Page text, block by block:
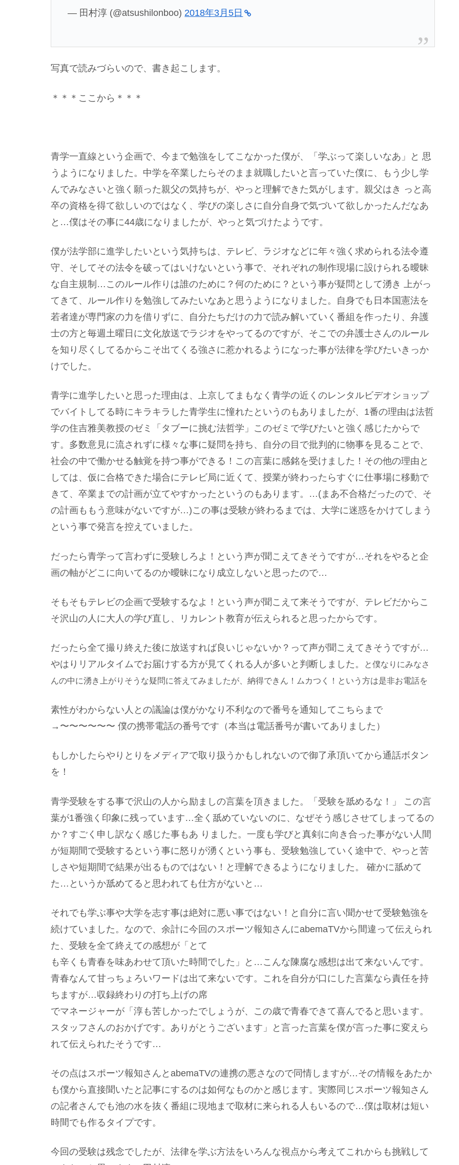
— 田村淳 (@atsushilonboo) 2018年3月5日
写真で読みづらいので、書き起こします。
＊＊＊ここから＊＊＊
青学一直線という企画で、今まで勉強をしてこなかった僕が、「学ぶって楽しいなあ」と 思
うようになりました。中学を卒業したらそのまま就職したいと言っていた僕に、もう少し学
んでみなさいと強く願った親父の気持ちが、やっと理解できた気がします。親父はき っと高
卒の資格を得て欲しいのではなく、学びの楽しさに自分自身で気づいて欲しかったんだなあ
と…僕はその事に44歳になりましたが、やっと気づけたようです。
僕が法学部に進学したいという気持ちは、テレビ、ラジオなどに年々強く求められる法令遵
守、そしてその法令を破ってはいけないという事で、それぞれの制作現場に設けられる曖昧
な自主規制…このルール作りは誰のために？何のために？という事が疑問として湧き 上がっ
てきて、ルール作りを勉強してみたいなあと思うようになりました。自身でも日本国憲法を
若者達が専門家の力を借りずに、自分たちだけの力で読み解いていく番組を作ったり、弁護
士の方と毎週土曜日に文化放送でラジオをやってるのですが、そこでの弁護士さんのルール
を知り尽くしてるからこそ出てくる強さに惹かれるようになった事が法律を学びたいきっか
けでした。
青学に進学したいと思った理由は、上京してまもなく青学の近くのレンタルビデオショップ
でバイトしてる時にキラキラした青学生に憧れたというのもありましたが、1番の理由は法哲
学の住吉雅美教授のゼミ「タブーに挑む法哲学」このゼミで学びたいと強く感じたからで
す。多数意見に流されずに様々な事に疑問を持ち、自分の目で批判的に物事を見ることで、
社会の中で働かせる触覚を持つ事ができる！この言葉に感銘を受けました！その他の理由と
しては、仮に合格できた場合にテレビ局に近くて、授業が終わったらすぐに仕事場に移動で
きて、卒業までの計画が立てやすかったというのもあります。…(まあ不合格だったので、そ
の計画ももう意味がないですが…)この事は受験が終わるまでは、大学に迷惑をかけてしまう
という事で発言を控えていました。
だったら青学って言わずに受験しろよ！という声が聞こえてきそうですが…それをやると企
画の軸がどこに向いてるのか曖昧になり成立しないと思ったので…
そもそもテレビの企画で受験するなよ！という声が聞こえて来そうですが、テレビだからこ
そ沢山の人に大人の学び直し、リカレント教育が伝えられると思ったからです。
だったら全て撮り終えた後に放送すれば良いじゃないか？って声が聞こえてきそうですが…
やはりリアルタイムでお届けする方が見てくれる人が多いと判断しました。
と僕なりにみなさ
んの中に湧き上がりそうな疑問に答えてみましたが、納得できん！ムカつく！という方は是非お電話を
素性がわからない人との議論は僕がかなり不利なので番号を通知してこちらまで
→〜〜〜〜〜〜 僕の携帯電話の番号です（本当は電話番号が書いてありました）
もしかしたらやりとりをメディアで取り扱うかもしれないので御了承頂いてから通話ボタン
を！
青学受験をする事で沢山の人から励ましの言葉を頂きました。「受験を舐めるな！」 この言
葉が1番強く印象に残っています…全く舐めていないのに、なぜそう感じさせてしまってるの
か？すごく申し訳なく感じた事もあ りました。一度も学びと真剣に向き合った事がない人間
が短期間で受験するという事に怒りが湧くという事も、受験勉強していく途中で、やっと苦
しさや短期間で結果が出るものではない！と理解できるようになりました。 確かに舐めて
た…というか舐めてると思われても仕方がないと…
それでも学ぶ事や大学を志す事は絶対に悪い事ではない！と自分に言い聞かせて受験勉強を
続けていました。なので、余計に今回のスポーツ報知さんにabemaTVから間違って伝えられ
た、受験を全て終えての感想が「とて
も辛くも青春を味あわせて頂いた時間でした」と…こんな陳腐な感想は出て来ないんです。
青春なんて甘っちょろいワードは出て来ないです。これを自分が口にした言葉なら責任を持
ちますが…収録終わりの打ち上げの席
でマネージャーが「淳も苦しかったでしょうが、この歳で青春できて喜んでると思います。
スタッフさんのおかげです。ありがとうございます」と言った言葉を僕が言った事に変えら
れて伝えられたそうです…
その点はスポーツ報知さんとabemaTVの連携の悪さなので同情しますが…その情報をあたか
も僕から直接聞いたと記事にするのは如何なものかと感じます。実際同じスポーツ報知さん
の記者さんでも池の水を抜く番組に現地まで取材に来られる人もいるので…僕は取材は短い
時間でも作るタイプです。
今回の受験は残念でしたが、法律を学ぶ方法をいろんな視点から考えてこれからも挑戦して